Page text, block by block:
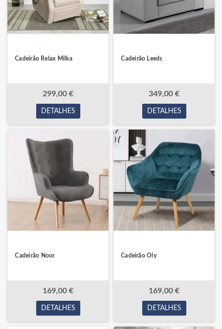
Cadeirão Relax Milka
299,00 €
DETALHES
Cadeirão Leeds
349,00 €
DETALHES
Cadeirão Noor
169,00 €
DETALHES
Cadeirão Oly
169,00 €
DETALHES